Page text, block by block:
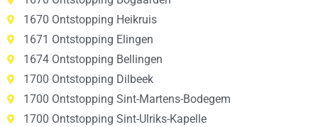
1670 Ontstopping Heikruis
1671 Ontstopping Elingen
1674 Ontstopping Bellingen
1700 Ontstopping Dilbeek
1700 Ontstopping Sint-Martens-Bodegem
1700 Ontstopping Sint-Ulriks-Kapelle